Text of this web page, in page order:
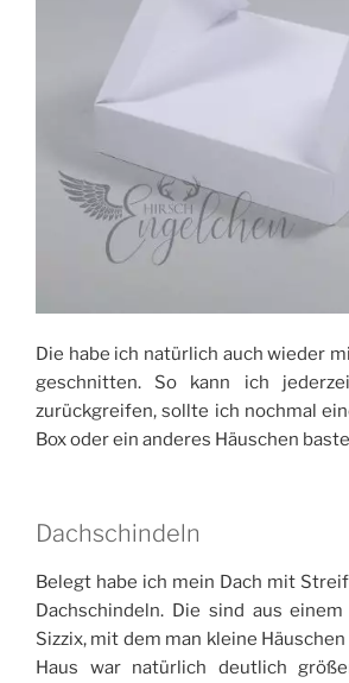
Die habe ich natürlich auch wieder
geschnitten. So kann ich
zurückgreifen, sollte ich nochmal
Box oder ein anderes Häuschen
Dachschindeln
Belegt habe ich mein Dach mit
Dachschindeln. Die sind aus
Sizzix, mit dem man kleine
Haus war natürlich deutlich